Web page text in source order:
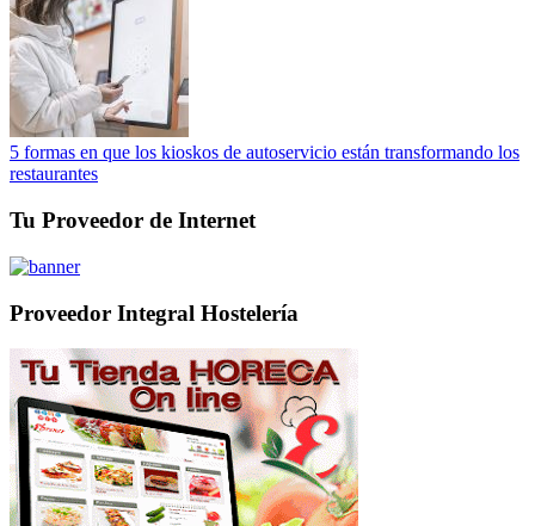
5 formas en que los kioskos de autoservicio están transformando los
restaurantes
Tu Proveedor de Internet
Proveedor Integral Hostelería